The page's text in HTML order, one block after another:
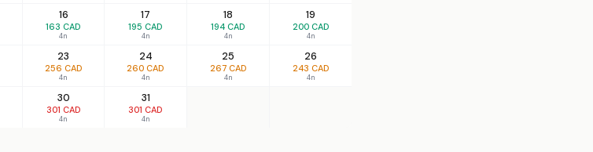
16
163 CAD
4n
17
195 CAD
4n
18
194 CAD
4n
19
200 CAD
4n
23
256 CAD
4n
24
260 CAD
4n
25
267 CAD
4n
26
243 CAD
4n
30
301 CAD
4n
31
301 CAD
4n